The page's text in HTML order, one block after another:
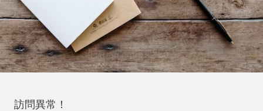
訪問異常！